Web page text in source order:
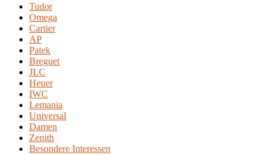
Tudor
Omega
Cartier
AP
Patek
Breguet
JLC
Heuer
IWC
Lemania
Universal
Damen
Zenith
Besondere Interessen